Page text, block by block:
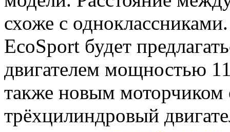
схоже с
EcoSport будет
двигателем мощностью
также новым моторчиком
трёхцилиндровый